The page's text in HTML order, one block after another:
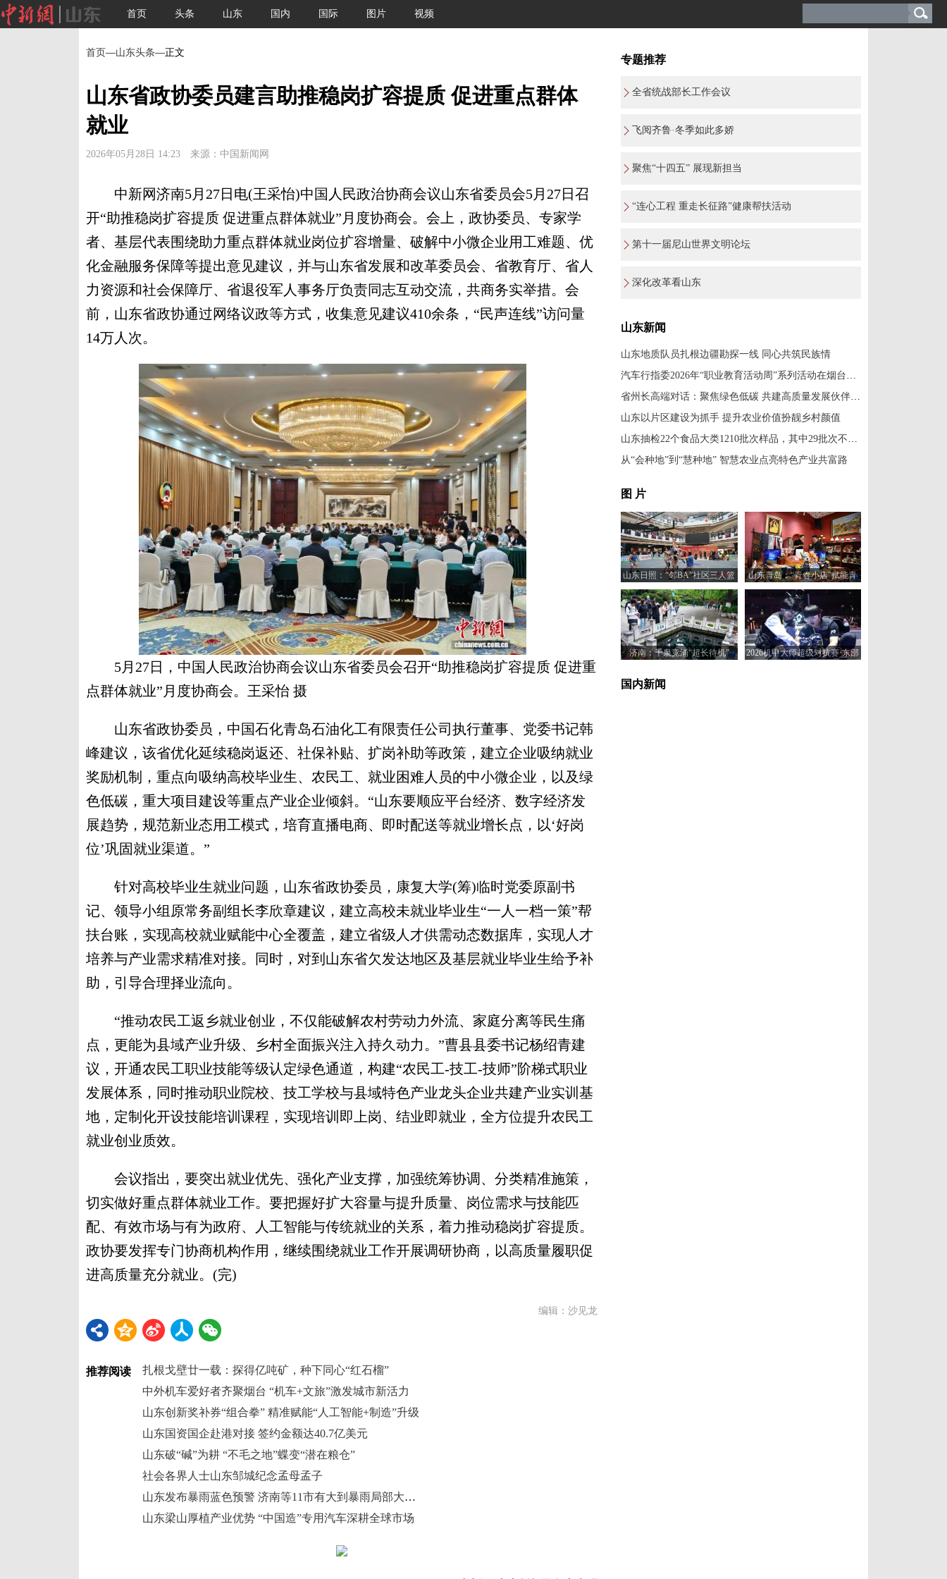
首页 头条 山东 国内 国际 图片 视频
首页—山东头条—正文
山东省政协委员建言助推稳岗扩容提质 促进重点群体
就业
2026年05月28日 14:23 来源：中国新闻网
中新网济南5月27日电(王采怡)中国人民政治协商会议山东省委员会5月27日召
开“助推稳岗扩容提质 促进重点群体就业”月度协商会。会上，政协委员、专家学
者、基层代表围绕助力重点群体就业岗位扩容增量、破解中小微企业用工难题、优
化金融服务保障等提出意见建议，并与山东省发展和改革委员会、省教育厅、省人
力资源和社会保障厅、省退役军人事务厅负责同志互动交流，共商务实举措。会
前，山东省政协通过网络议政等方式，收集意见建议410余条，“民声连线”访问量
14万人次。
5月27日，中国人民政治协商会议山东省委员会召开“助推稳岗扩容提质 促进重
点群体就业”月度协商会。王采怡 摄
山东省政协委员，中国石化青岛石油化工有限责任公司执行董事、党委书记韩
峰建议，该省优化延续稳岗返还、社保补贴、扩岗补助等政策，建立企业吸纳就业
奖励机制，重点向吸纳高校毕业生、农民工、就业困难人员的中小微企业，以及绿
色低碳，重大项目建设等重点产业企业倾斜。“山东要顺应平台经济、数字经济发
展趋势，规范新业态用工模式，培育直播电商、即时配送等就业增长点，以‘好岗
位’巩固就业渠道。”
针对高校毕业生就业问题，山东省政协委员，康复大学(筹)临时党委原副书
记、领导小组原常务副组长李欣章建议，建立高校未就业毕业生“一人一档一策”帮
扶台账，实现高校就业赋能中心全覆盖，建立省级人才供需动态数据库，实现人才
培养与产业需求精准对接。同时，对到山东省欠发达地区及基层就业毕业生给予补
助，引导合理择业流向。
“推动农民工返乡就业创业，不仅能破解农村劳动力外流、家庭分离等民生痛
点，更能为县域产业升级、乡村全面振兴注入持久动力。”曹县县委书记杨绍青建
议，开通农民工职业技能等级认定绿色通道，构建“农民工-技工-技师”阶梯式职业
发展体系，同时推动职业院校、技工学校与县域特色产业龙头企业共建产业实训基
地，定制化开设技能培训课程，实现培训即上岗、结业即就业，全方位提升农民工
就业创业质效。
会议指出，要突出就业优先、强化产业支撑，加强统筹协调、分类精准施策，
切实做好重点群体就业工作。要把握好扩大容量与提升质量、岗位需求与技能匹
配、有效市场与有为政府、人工智能与传统就业的关系，着力推动稳岗扩容提质。
政协要发挥专门协商机构作用，继续围绕就业工作开展调研协商，以高质量履职促
进高质量充分就业。(完)
编辑：沙见龙
推荐阅读
扎根戈壁廿一载：探得亿吨矿，种下同心“红石榴”
中外机车爱好者齐聚烟台 “机车+文旅”激发城市新活力
山东创新奖补券“组合拳” 精准赋能“人工智能+制造”升级
山东国资国企赴港对接 签约金额达40.7亿美元
山东破“碱”为耕 “不毛之地”蝶变“潜在粮仓”
社会各界人士山东邹城纪念孟母孟子
山东发布暴雨蓝色预警 济南等11市有大到暴雨局部大暴雨
山东梁山厚植产业优势 “中国造”专用汽车深耕全球市场
专题推荐
全省统战部长工作会议
飞阅齐鲁·冬季如此多娇
聚焦“十四五” 展现新担当
“连心工程 重走长征路”健康帮扶活动
第十一届尼山世界文明论坛
深化改革看山东
山东新闻
山东地质队员扎根边疆勘探一线 同心共筑民族情
汽车行指委2026年“职业教育活动周”系列活动在烟台举办
省州长高端对话：聚焦绿色低碳 共建高质量发展伙伴关系
山东以片区建设为抓手 提升农业价值扮靓乡村颜值
山东抽检22个食品大类1210批次样品，其中29批次不合格
从“会种地”到“慧种地” 智慧农业点亮特色产业共富路
图 片
山东日照：“邻BA”社区三人篮
球赛火热开打
山东青岛：“青春小店”赋能青
年创业新活力
济南：千泉竞涌“超长待机”
2026机甲大师超级对抗赛·东部
国内新闻